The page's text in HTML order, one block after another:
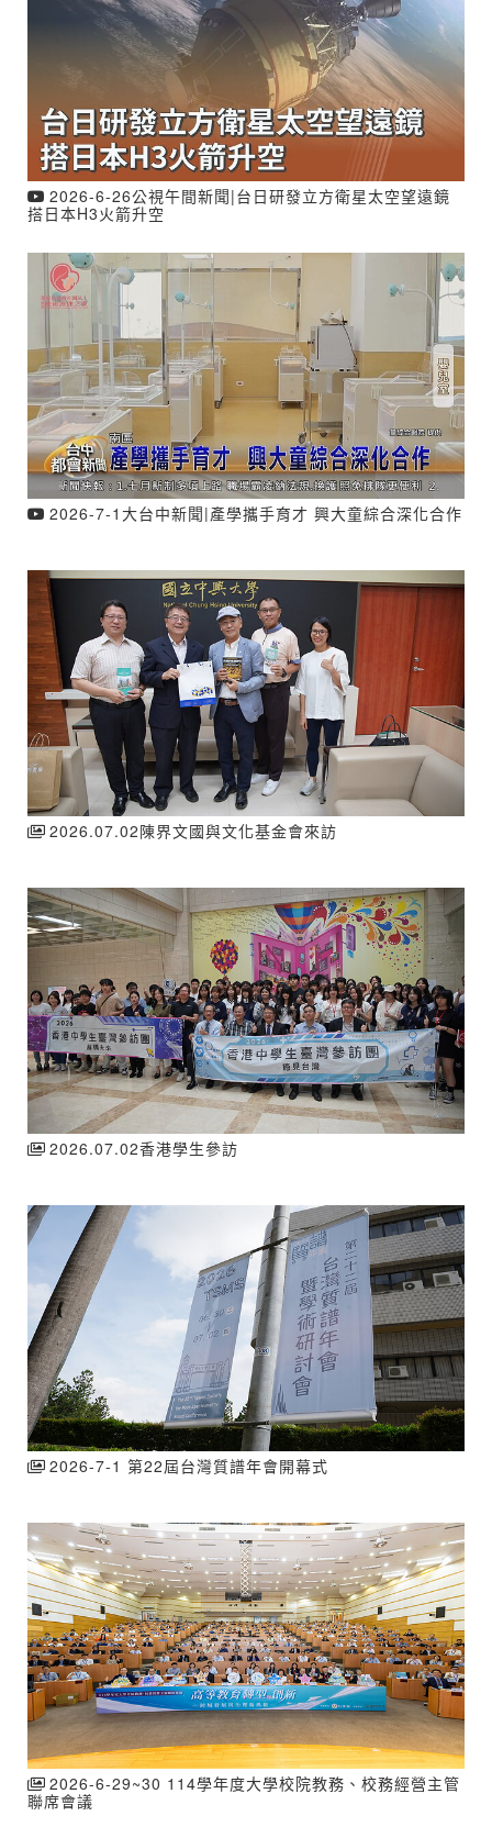
2026-6-26公視午間新聞|台日研發立方衛星太空望遠鏡
搭日本H3火箭升空
2026-7-1大台中新聞|產學攜手育才 興大童綜合深化合作
2026.07.02陳界文國與文化基金會來訪
2026.07.02香港學生參訪
2026-7-1 第22屆台灣質譜年會開幕式
2026-6-29~30 114學年度大學校院教務、校務經營主管
聯席會議